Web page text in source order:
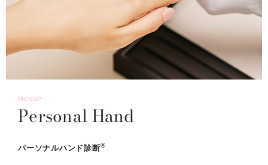
PICKUP
Personal Hand
パーソナルハンド診断®